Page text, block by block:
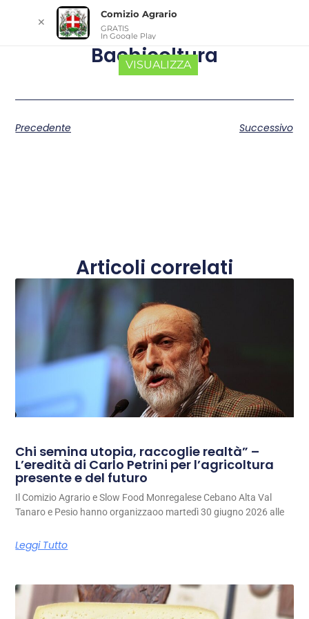
Bachicoltura
Precedente Successivo
Articoli correlati
Chi semina utopia, raccoglie realtà” –
L’eredità di Carlo Petrini per l’agricoltura
presente e del futuro
Il Comizio Agrario e Slow Food Monregalese Cebano Alta Val
Tanaro e Pesio hanno organizzaoo martedì 30 giugno 2026 alle
Leggi Tutto
✕
Comizio Agrario
GRATIS
In Google Play
VISUALIZZA